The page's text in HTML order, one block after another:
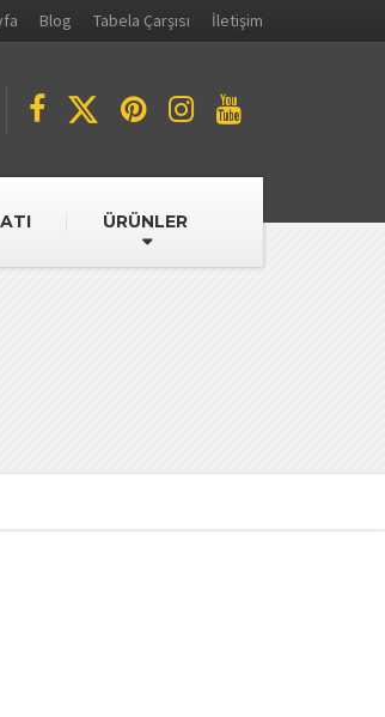
Blog Tabela Çarşısı İletişim
ÜRÜNLER